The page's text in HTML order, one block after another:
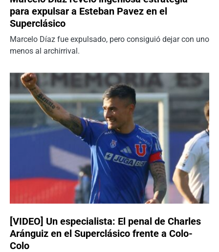
para expulsar a Esteban Pavez en el
Superclásico
Marcelo Díaz fue expulsado, pero consiguió dejar con uno
menos al archirrival.
[VIDEO] Un especialista: El penal de Charles
Aránguiz en el Superclásico frente a Colo-
Colo